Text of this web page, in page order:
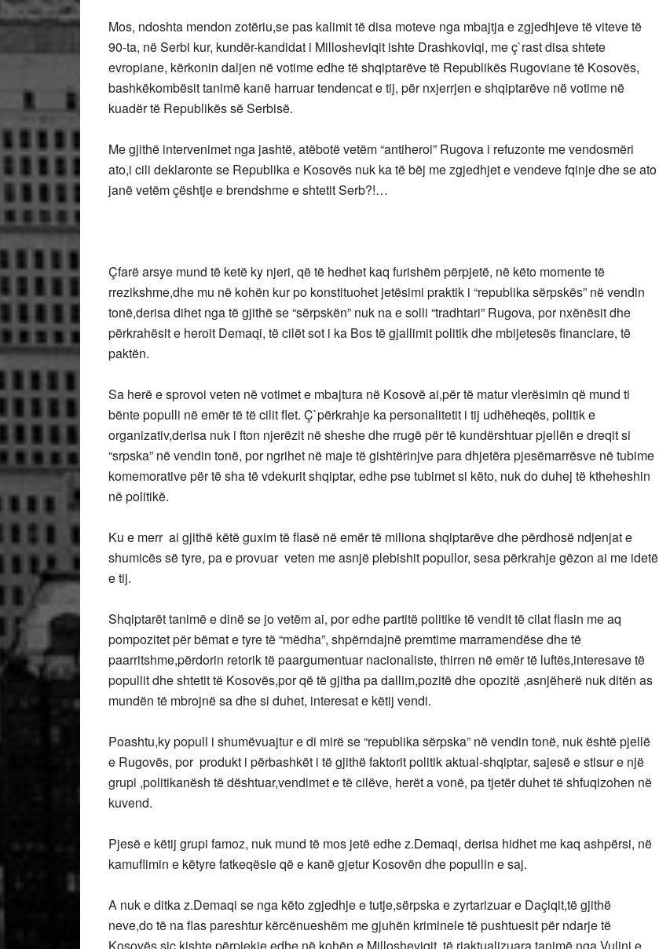
Mos, ndoshta mendon zotëriu,se pas kalimit të disa moteve nga mbajtja e zgjedhjeve të viteve të
90-ta, në Serbi kur, kundër-kandidat i Millosheviqit ishte Drashkoviqi, me ç`rast disa shtete
evropiane, kërkonin daljen në votime edhe të shqiptarëve të Republikës Rugoviane të Kosovës,
bashkëkombësit tanimë kanë harruar tendencat e tij, për nxjerrjen e shqiptarëve në votime në
kuadër të Republikës së Serbisë.
Me gjithë intervenimet nga jashtë, atëbotë vetëm “antiheroi” Rugova i refuzonte me vendosmëri
ato,i cili deklaronte se Republika e Kosovës nuk ka të bëj me zgjedhjet e vendeve fqinje dhe se ato
janë vetëm çështje e brendshme e shtetit Serb?!…
Çfarë arsye mund të ketë ky njeri, që të hedhet kaq furishëm përpjetë, në këto momente të
rrezikshme,dhe mu në kohën kur po konstituohet jetësimi praktik i “republika sërpskës” në vendin
tonë,derisa dihet nga të gjithë se “sërpskën” nuk na e solli “tradhtari” Rugova, por nxënësit dhe
përkrahësit e heroit Demaqi, të cilët sot i ka Bos të gjallimit politik dhe mbijetesës financiare, të
paktën.
Sa herë e sprovoi veten në votimet e mbajtura në Kosovë ai,për të matur vlerësimin që mund ti
bënte populli në emër të të cilit flet. Ç`përkrahje ka personalitetit i tij udhëheqës, politik e
organizativ,derisa nuk i fton njerëzit në sheshe dhe rrugë për të kundërshtuar pjellën e dreqit si
“srpska” në vendin tonë, por ngrihet në maje të gishtërinjve para dhjetëra pjesëmarrësve në tubime
komemorative për të sha të vdekurit shqiptar, edhe pse tubimet si këto, nuk do duhej të ktheheshin
në politikë.
Ku e merr ai gjithë këtë guxim të flasë në emër të miliona shqiptarëve dhe përdhosë ndjenjat e
shumicës së tyre, pa e provuar veten me asnjë plebishit popullor, sesa përkrahje gëzon ai me idetë
e tij.
Shqiptarët tanimë e dinë se jo vetëm ai, por edhe partitë politike të vendit të cilat flasin me aq
pompozitet për bëmat e tyre të “mëdha”, shpërndajnë premtime marramendëse dhe të
paarritshme,përdorin retorik të paargumentuar nacionaliste, thirren në emër të luftës,interesave të
popullit dhe shtetit të Kosovës,por që të gjitha pa dallim,pozitë dhe opozitë ,asnjëherë nuk ditën as
mundën të mbrojnë sa dhe si duhet, interesat e këtij vendi.
Poashtu,ky popull i shumëvuajtur e di mirë se “republika sërpska” në vendin tonë, nuk është pjellë
e Rugovës, por produkt i përbashkët i të gjithë faktorit politik aktual-shqiptar, sajesë e stisur e një
grupi ,politikanësh të dështuar,vendimet e të cilëve, herët a vonë, pa tjetër duhet të shfuqizohen në
kuvend.
Pjesë e këtij grupi famoz, nuk mund të mos jetë edhe z.Demaqi, derisa hidhet me kaq ashpërsi, në
kamuflimin e këtyre fatkeqësie që e kanë gjetur Kosovën dhe popullin e saj.
A nuk e ditka z.Demaqi se nga këto zgjedhje e tutje,sërpska e zyrtarizuar e Daçiqit,të gjithë
neve,do të na flas pareshtur kërcënueshëm me gjuhën kriminele të pushtuesit për ndarje të